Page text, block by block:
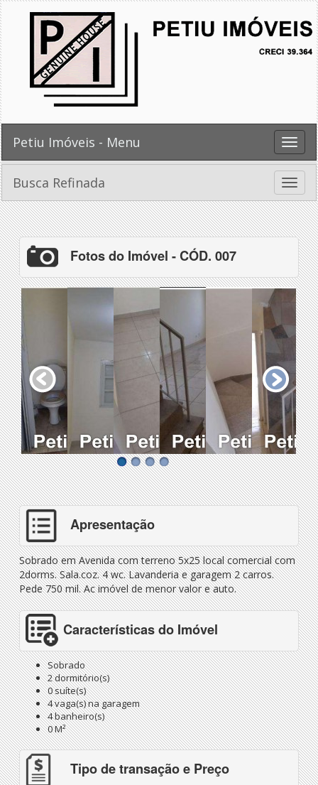
Toggle
Petiu Imóveis - Menu
Toggle
Busca Refinada
Fotos do Imóvel - CÓD. 007
Apresentação
Sobrado em Avenida com terreno 5x25 local comercial com
2dorms. Sala.coz. 4 wc. Lavanderia e garagem 2 carros.
Pede 750 mil. Ac imóvel de menor valor e auto.
Características do Imóvel
Sobrado
2 dormitório(s)
0 suíte(s)
4 vaga(s) na garagem
4 banheiro(s)
0 M²
Tipo de transação e Preço